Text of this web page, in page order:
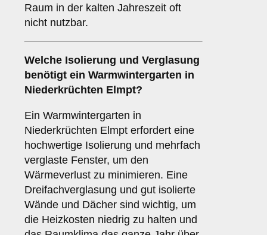
Raum in der kalten Jahreszeit oft
nicht nutzbar.
Welche Isolierung und Verglasung
benötigt ein Warmwintergarten in
Niederkrüchten Elmpt?
Ein Warmwintergarten in
Niederkrüchten Elmpt erfordert eine
hochwertige Isolierung und mehrfach
verglaste Fenster, um den
Wärmeverlust zu minimieren. Eine
Dreifachverglasung und gut isolierte
Wände und Dächer sind wichtig, um
die Heizkosten niedrig zu halten und